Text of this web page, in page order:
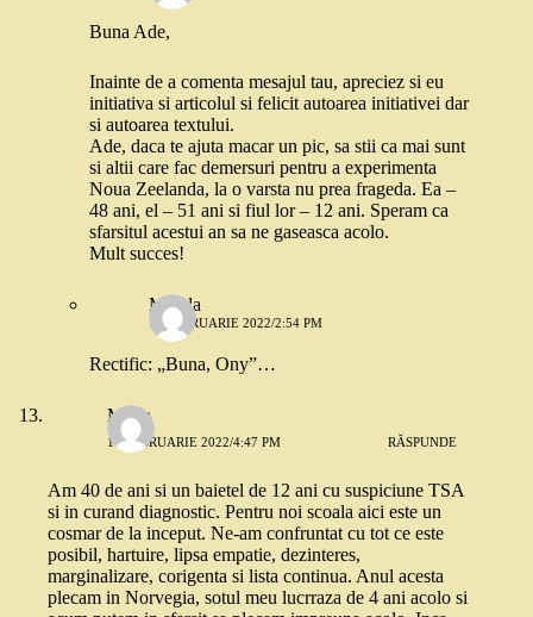
Buna Ade,
Inainte de a comenta mesajul tau, apreciez si eu
initiativa si articolul si felicit autoarea initiativei dar
si autoarea textului.
Ade, daca te ajuta macar un pic, sa stii ca mai sunt
si altii care fac demersuri pentru a experimenta
Noua Zeelanda, la o varsta nu prea frageda. Ea –
48 ani, el – 51 ani si fiul lor – 12 ani. Speram ca
sfarsitul acestui an sa ne gaseasca acolo.
Mult succes!
Magda
14 FEBRUARIE 2022/2:54 PM
Rectific: „Buna, Ony”…
Maria
11 FEBRUARIE 2022/4:47 PM RĂSPUNDE
Am 40 de ani si un baietel de 12 ani cu suspiciune TSA
si in curand diagnostic. Pentru noi scoala aici este un
cosmar de la inceput. Ne-am confruntat cu tot ce este
posibil, hartuire, lipsa empatie, dezinteres,
marginalizare, corigenta si lista continua. Anul acesta
plecam in Norvegia, sotul meu lucrraza de 4 ani acolo si